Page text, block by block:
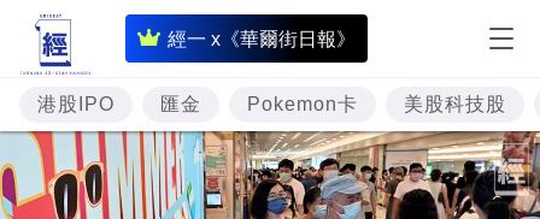
經一 x《華爾街日報》
即
時
財
經
專
題
港股IPO 匯金 Pokemon卡 美股科技股